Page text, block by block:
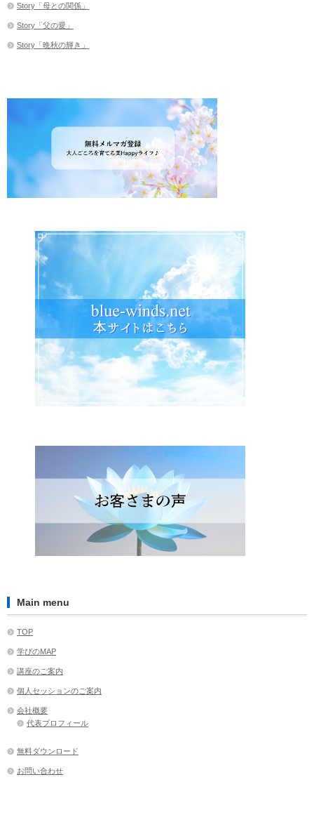
Story「母との関係」
Story「父の愛」
Story「晩秋の輝き」
Main menu
TOP
学びのMAP
講座のご案内
個人セッションのご案内
会社概要
代表プロフィール
無料ダウンロード
お問い合わせ